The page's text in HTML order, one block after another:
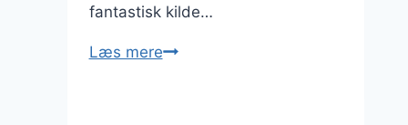
fantastisk kilde…
Læs mereWok